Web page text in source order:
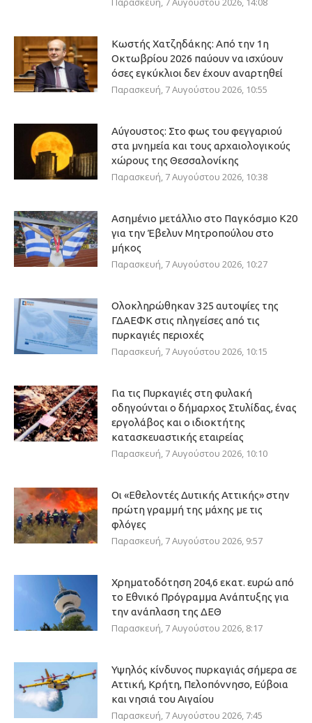
Κωστής Χατζηδάκης: Από την 1η
Οκτωβρίου 2026 παύουν να ισχύουν
όσες εγκύκλιοι δεν έχουν αναρτηθεί
Παρασκευή, 7 Αυγούστου 2026, 10:55
Αύγουστος: Στο φως του φεγγαριού
στα μνημεία και τους αρχαιολογικούς
χώρους της Θεσσαλονίκης
Παρασκευή, 7 Αυγούστου 2026, 10:38
Ασημένιο μετάλλιο στο Παγκόσμιο Κ20
για την Έβελυν Μητροπούλου στο
μήκος
Παρασκευή, 7 Αυγούστου 2026, 10:27
Ολοκληρώθηκαν 325 αυτοψίες της
ΓΔΑΕΦΚ στις πληγείσες από τις
πυρκαγιές περιοχές
Παρασκευή, 7 Αυγούστου 2026, 10:15
Για τις Πυρκαγιές στη φυλακή
οδηγούνται ο δήμαρχος Στυλίδας, ένας
εργολάβος και ο ιδιοκτήτης
κατασκευαστικής εταιρείας
Παρασκευή, 7 Αυγούστου 2026, 10:10
Οι «Εθελοντές Δυτικής Αττικής» στην
πρώτη γραμμή της μάχης με τις
φλόγες
Παρασκευή, 7 Αυγούστου 2026, 9:57
Χρηματοδότηση 204,6 εκατ. ευρώ από
το Εθνικό Πρόγραμμα Ανάπτυξης για
την ανάπλαση της ΔΕΘ
Παρασκευή, 7 Αυγούστου 2026, 8:17
Υψηλός κίνδυνος πυρκαγιάς σήμερα σε
Αττική, Κρήτη, Πελοπόννησο, Εύβοια
και νησιά του Αιγαίου
Παρασκευή, 7 Αυγούστου 2026, 7:45